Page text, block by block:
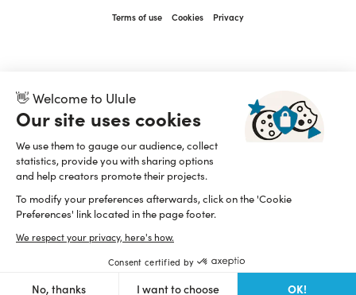
👋 Welcome to Ulule
Our site uses cookies
We use them to gauge our audience, collect
statistics, provide you with sharing options
and help creators promote their projects.
To modify your preferences afterwards, click on the 'Cookie
Preferences' link located in the page footer.
We respect your privacy, here's how.
Consent certified by
No, thanks I want to choose OK!
Terms of use Cookies Privacy